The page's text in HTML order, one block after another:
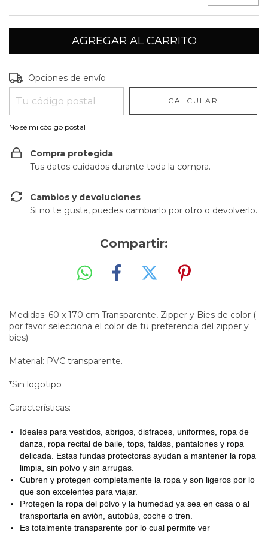
Entregas para el CP:
Opciones de envío
CALCULAR
No sé mi código postal
Compra protegida
Tus datos cuidados durante toda la compra.
Cambios y devoluciones
Si no te gusta, puedes cambiarlo por otro o devolverlo.
Compartir:
Medidas: 60 x 170 cm Transparente, Zipper y Bies de color (
por favor selecciona el color de tu preferencia del zipper y
bies)
Material: PVC transparente.
*Sin logotipo
Características:
Ideales para vestidos, abrigos, disfraces, uniformes, ropa de
danza, ropa recital de baile, tops, faldas, pantalones y ropa
delicada. Estas fundas protectoras ayudan a mantener la ropa
limpia, sin polvo y sin arrugas.
Cubren y protegen completamente la ropa y son ligeros por lo
que son excelentes para viajar.
Protegen la ropa del polvo y la humedad ya sea en casa o al
transportarla en avión, autobús, coche o tren.
Es totalmente transparente por lo cual permite ver